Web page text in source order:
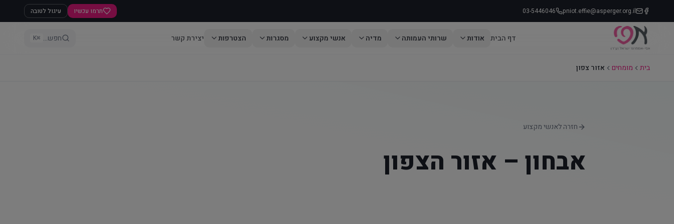
pniot.effie@asperger.org.il
03-5446046 תרמו עכשיו עיגול לטובה
דף הבית אודות שרותי העמותה מדיה אנשי מקצוע מסגרות הצטרפות יצירת קשר חפש... ⌘K
בית מומחים אזור צפון
חזרה לאנשי מקצוע
אבחון – אזור הצפון